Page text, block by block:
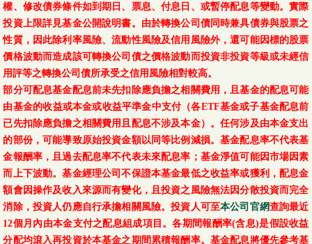
權、修改債券條件如到期日、票息、付息日、或暫停配息等變動。實際
投資上限詳見基金公開說明書。由於轉換公司債同時兼具債券與股票之
性質，因此除利率風險、流動性風險及信用風險外，還可能因標的股票
價格波動而造成該可轉換公司債之價格波動而投資非投資等級或未經信
用評等之轉換公司債所承受之信用風險相對較高。
部分可配息基金配息前未先扣除應負擔之相關費用，且基金的配息可能
由基金的收益或本金或收益平準金中支付（各ETF基金或子基金配息前
已先扣除應負擔之相關費用且配息不涉及本金）。任何涉及由本金支出
的部份，可能導致原始投資金額以同等比例減損。基金配息率不代表基
金報酬率，且過去配息率不代表未來配息率；基金淨值可能因市場因素
而上下波動。基金經理公司不保證本基金最低之收益率或獲利，配息金
額會因操作及收入來源而有變化，且投資之風險無法因分散投資而完全
消除，投資人仍應自行承擔相關風險。投資人可至本公司官網查詢最近
12個月內由本金支付之配息組成項目。各期間報酬率(含息)是假設收益
分配均滾入再投資於本基金之期間累積報酬率。基金配息將優先參考基